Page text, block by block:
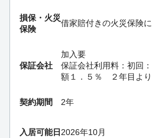
損保・ 火災
保険
借家賠付きの火災保険
保証会社
加入要
保証会社利用料：初回
額１．５％ ２年目より
契約期間 2年
入居可能日 2026年10月